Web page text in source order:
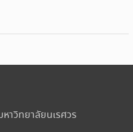
าวิทยาลัยนเรศวร